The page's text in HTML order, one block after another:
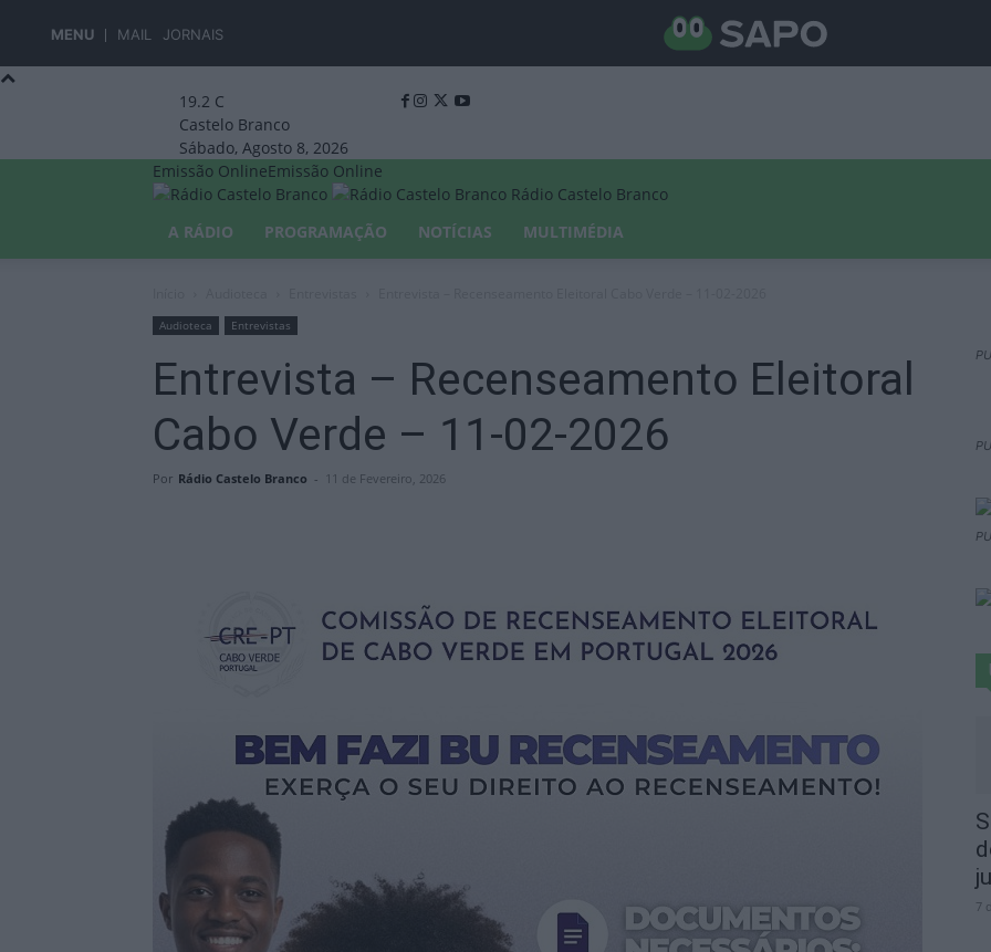
MENU MAIL JORNAIS
19.2 C
Castelo Branco
Sábado, Agosto 8, 2026
Emissão OnlineEmissão Online
Rádio Castelo Branco
A RÁDIO
PROGRAMAÇÃO NOTÍCIAS MULTIMÉDIA
Audioteca Entrevistas
Entrevista – Recenseamento Eleitoral
Cabo Verde – 11-02-2026
Por Rádio Castelo Branco - 11 de Fevereiro, 2026
7